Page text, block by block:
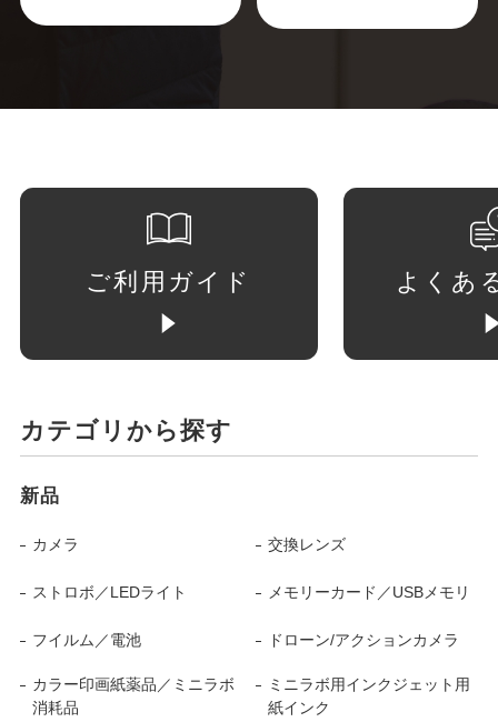
ご利用ガイド よくあ
カテゴリから探す
新品
カメラ 交換レンズ
ストロボ／LEDライト メモリーカード／USBメモリ
フイルム／電池 ドローン/アクションカメラ
カラー印画紙薬品／ミニラボ
消耗品
ミニラボ用インクジェット用
紙インク